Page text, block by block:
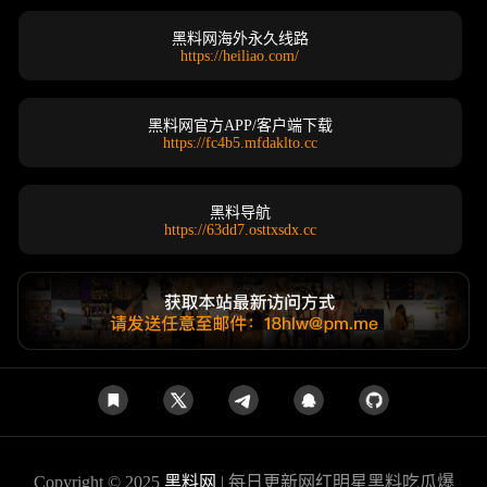
黑料网海外永久线路
https://heiliao.com/
黑料网官方APP/客户端下载
https://fc4b5.mfdaklto.cc
黑料导航
https://63dd7.osttxsdx.cc
Copyright © 2025 黑料网 | 每日更新网红明星黑料吃瓜爆